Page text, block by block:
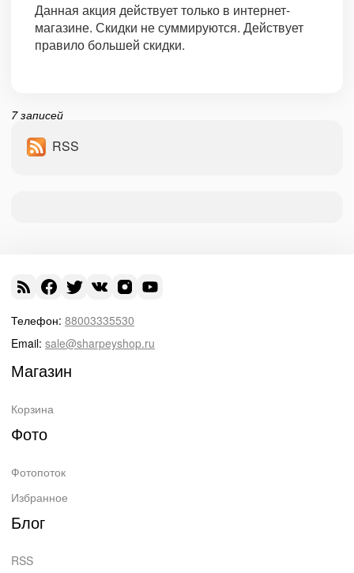
Данная акция действует только в интернет-
магазине. Скидки не суммируются. Действует
правило большей скидки.
7 записей
RSS
Телефон: 88003335530
Email: sale@sharpeyshop.ru
Магазин
Корзина
Фото
Фотопоток
Избранное
Блог
RSS